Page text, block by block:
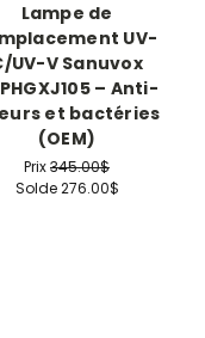
Lampe de
UV-
UV-V Sanuvox
– Anti-
et bactéries
(OEM)
Prix345.00$
Solde276.00$